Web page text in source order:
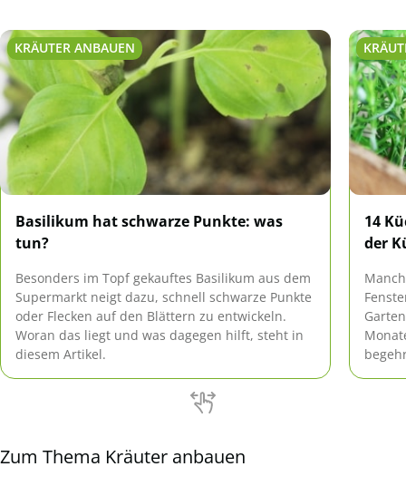
KRÄUTER ANBAUEN
Basilikum hat schwarze Punkte: was
tun?
Besonders im Topf gekauftes Basilikum aus dem
Supermarkt neigt dazu, schnell schwarze Punkte
oder Flecken auf den Blättern zu entwickeln.
Woran das liegt und was dagegen hilft, steht in
diesem Artikel.
14
der
Zum Thema Kräuter anbauen